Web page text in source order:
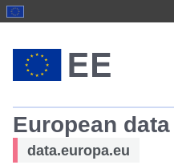
European data
data.europa.eu